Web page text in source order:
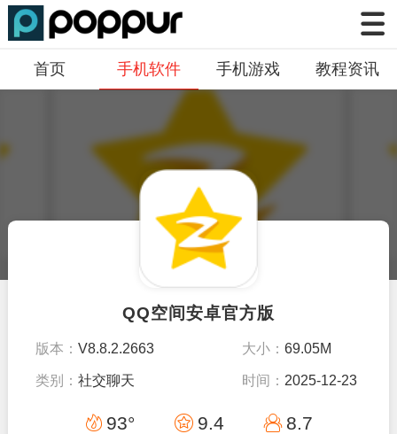
首页 手机软件 手机游戏 教程资讯
QQ空间安卓官方版
版本：V8.8.2.2663 大小：69.05M
类别：社交聊天 时间： 2025-12-23
19:20:34
93° 9.4 8.7